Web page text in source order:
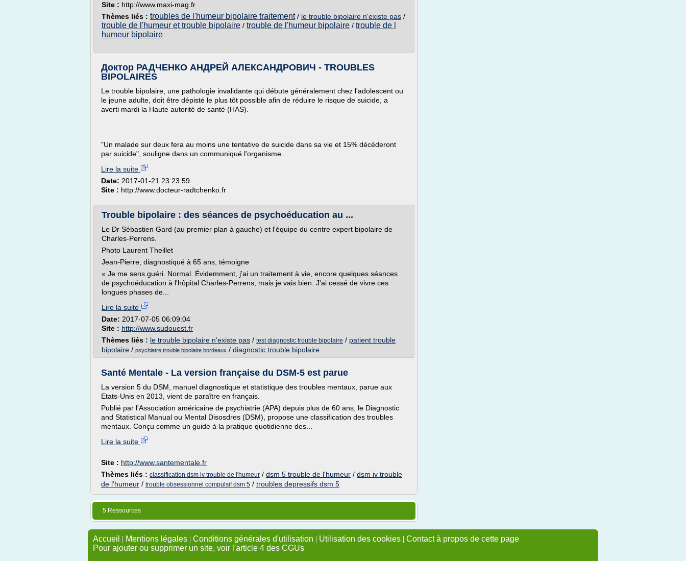
Site : http://www.maxi-mag.fr
Thèmes liés : troubles de l'humeur bipolaire traitement/ le trouble bipolaire n'existe pas /
trouble de l'humeur et trouble bipolaire / trouble de l'humeur bipolaire / trouble de l
humeur bipolaire
Доктор РАДЧЕНКО АНДРЕЙ АЛЕКСАНДРОВИЧ - TROUBLES
BIPOLAIRES
Le trouble bipolaire, une pathologie invalidante qui débute généralement chez l'adolescent ou
le jeune adulte, doit être dépisté le plus tôt possible afin de réduire le risque de suicide, a
averti mardi la Haute autorité de santé (HAS).
"Un malade sur deux fera au moins une tentative de suicide dans sa vie et 15% décéderont
par suicide", souligne dans un communiqué l'organisme...
Lire la suite
Date: 2017-01-21 23:23:59
Site : http://www.docteur-radtchenko.fr
Trouble bipolaire : des séances de psychoéducation au ...
Le Dr Sébastien Gard (au premier plan à gauche) et l'équipe du centre expert bipolaire de
Charles-Perrens.
Photo Laurent Theillet
Jean-Pierre, diagnostiqué à 65 ans, témoigne
« Je me sens guéri. Normal. Évidemment, j'ai un traitement à vie, encore quelques séances
de psychoéducation à l'hôpital Charles-Perrens, mais je vais bien. J'ai cessé de vivre ces
longues phases de...
Lire la suite
Date: 2017-07-05 06:09:04
Site : http://www.sudouest.fr
Thèmes liés : le trouble bipolaire n'existe pas / test diagnostic trouble bipolaire / patient trouble
bipolaire / psychiatre trouble bipolaire bordeaux / diagnostic trouble bipolaire
Santé Mentale - La version française du DSM-5 est parue
La version 5 du DSM, manuel diagnostique et statistique des troubles mentaux, parue aux
Etats-Unis en 2013, vient de paraître en français.
Publié par l'Association américaine de psychiatrie (APA) depuis plus de 60 ans, le Diagnostic
and Statistical Manual ou Mental Disosdres (DSM), propose une classification des troubles
mentaux. Conçu comme un guide à la pratique quotidienne des...
Lire la suite
Site : http://www.santementale.fr
Thèmes liés : classification dsm iv trouble de l'humeur / dsm 5 trouble de l'humeur / dsm iv trouble
de l'humeur / trouble obsessionnel compulsif dsm 5 / troubles depressifs dsm 5
5 Ressources
Accueil | Mentions légales | Conditions générales d'utilisation | Utilisation des cookies | Contact à propos de cette page
Pour ajouter ou supprimer un site, voir l'article 4 des CGUs